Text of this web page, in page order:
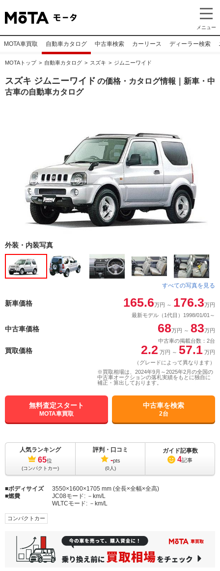
メニュー
MOTA車買取 自動車カタログ 中古車検索 カーリース ディーラー検索
MOTAトップ 自動車カタログ スズキ ジムニーワイド
スズキ ジムニーワイド の価格・カタログ情報｜新車・中
古車の自動車カタログ
外装・内装写真
すべての写真を見る
新車価格 165.6万円 ～ 176.3万円
最新モデル（1代目）1998/01/01～
中古車価格 68万円 ～ 83万円
中古車の掲載台数：2台
買取価格 2.2 万円 ～ 57.1 万円
（グレードによって異なります）
※買取相場は、2024年9月～2025年2月の全国の
中古車オークションの落札実績をもとに独自に
補正・算出しております。
無料査定スタート
MOTA車買取
中古車を検索
2台
人気ランキング
65位
(コンパクトカー)
評判・口コミ
-pts
(0人)
ガイド記事数
4記事
ボディサイズ
3550×1600×1705 mm (全長×全幅×全高)
燃費
JC08モード: －km/L
WLTCモード: －km/L
コンパクトカー